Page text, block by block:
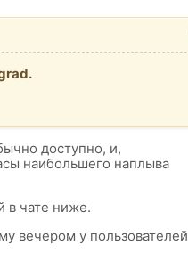
доступно, и,
наибольшего наплыва
в чате ниже.
вечером у пользователей